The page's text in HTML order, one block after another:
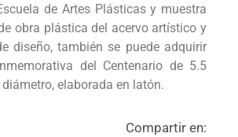
de Artes Plásticas y muestra
obra plástica del acervo artístico y
diseño, también se puede adquirir
del Centenario de 5.5
elaborada en latón.
Compartir en: